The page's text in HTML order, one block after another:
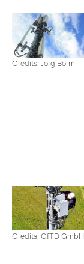
Credits: Jörg Borm
Credits: GfTD GmbH